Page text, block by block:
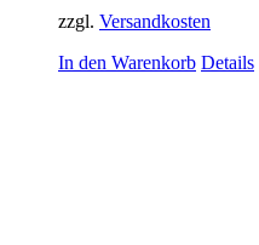
zzgl. Versandkosten
In den Warenkorb Details